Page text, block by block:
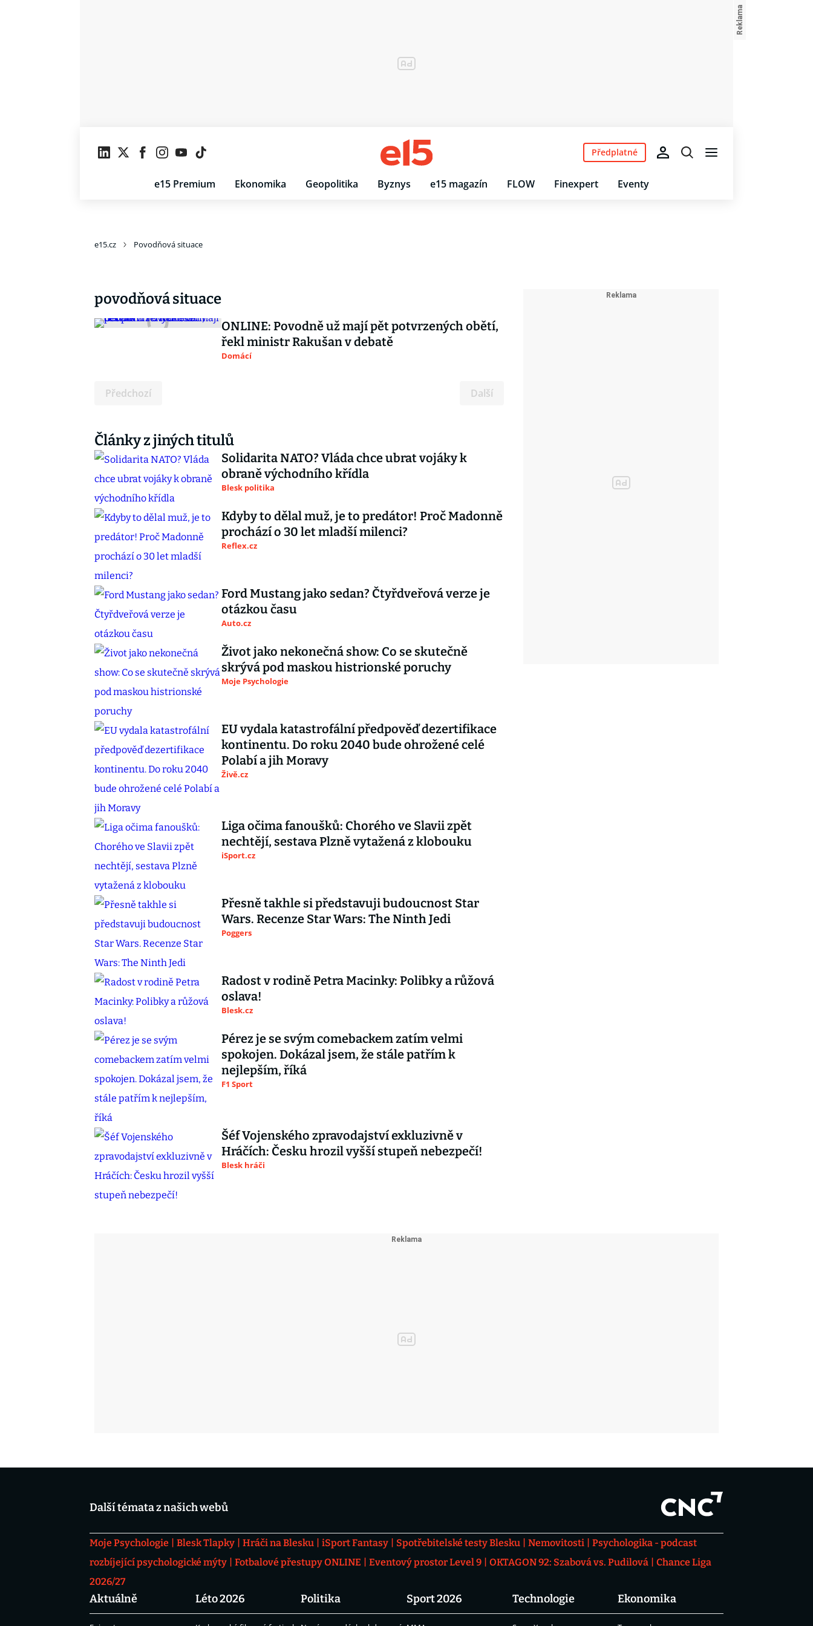
e15 Premium Ekonomika Geopolitika Byznys e15 magazín FLOW Finexpert Eventy
Předplatné
e15.cz Povodňová situace
povodňová situace
ONLINE: Povodně už mají pět potvrzených obětí,
řekl ministr Rakušan v debatě
Domácí
Předchozí Další
Články z jiných titulů
Solidarita NATO? Vláda chce ubrat vojáky k
obraně východního křídla
Blesk politika
Kdyby to dělal muž, je to predátor! Proč Madonně
prochází o 30 let mladší milenci?
Reflex.cz
Ford Mustang jako sedan? Čtyřdveřová verze je
otázkou času
Auto.cz
Život jako nekonečná show: Co se skutečně
skrývá pod maskou histrionské poruchy
Moje Psychologie
EU vydala katastrofální předpověď dezertifikace
kontinentu. Do roku 2040 bude ohrožené celé
Polabí a jih Moravy
Živě.cz
Liga očima fanoušků: Chorého ve Slavii zpět
nechtějí, sestava Plzně vytažená z klobouku
iSport.cz
Přesně takhle si představuji budoucnost Star
Wars. Recenze Star Wars: The Ninth Jedi
Poggers
Radost v rodině Petra Macinky: Polibky a růžová
oslava!
Blesk.cz
Pérez je se svým comebackem zatím velmi
spokojen. Dokázal jsem, že stále patřím k
nejlepším, říká
F1 Sport
Šéf Vojenského zpravodajství exkluzivně v
Hráčích: Česku hrozil vyšší stupeň nebezpečí!
Blesk hráči
Další témata z našich webů
Moje Psychologie Blesk Tlapky Hráči na Blesku iSport Fantasy Spotřebitelské testy Blesku Nemovitosti
Psychologika - podcast
rozbíjející psychologické mýty
Fotbalové přestupy ONLINE Eventový prostor Level 9 OKTAGON 92: Szabová vs. Pudilová
Chance Liga
2026/27
Aktuálně Léto 2026 Politika Sport 2026 Technologie Ekonomika